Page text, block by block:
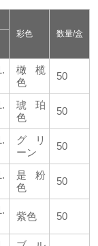
彩色
数量/盒
橄榄
色
50
琥珀
色
50
グリ
ーン
50
是粉
色
50
紫色 50